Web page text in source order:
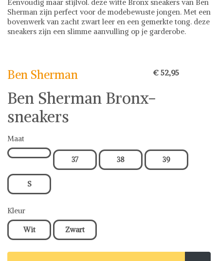
Eenvoudig maar stijlvol. deze witte Bronx sneakers van Ben
Sherman zijn perfect voor de modebewuste jongen. Met een
bovenwerk van zacht zwart leer en een gemerkte tong. deze
sneakers zijn een slimme aanvulling op je garderobe.
Ben Sherman € 52,95
Ben Sherman Bronx-
sneakers
Maat
37 38 39
S
Kleur
Wit Zwart